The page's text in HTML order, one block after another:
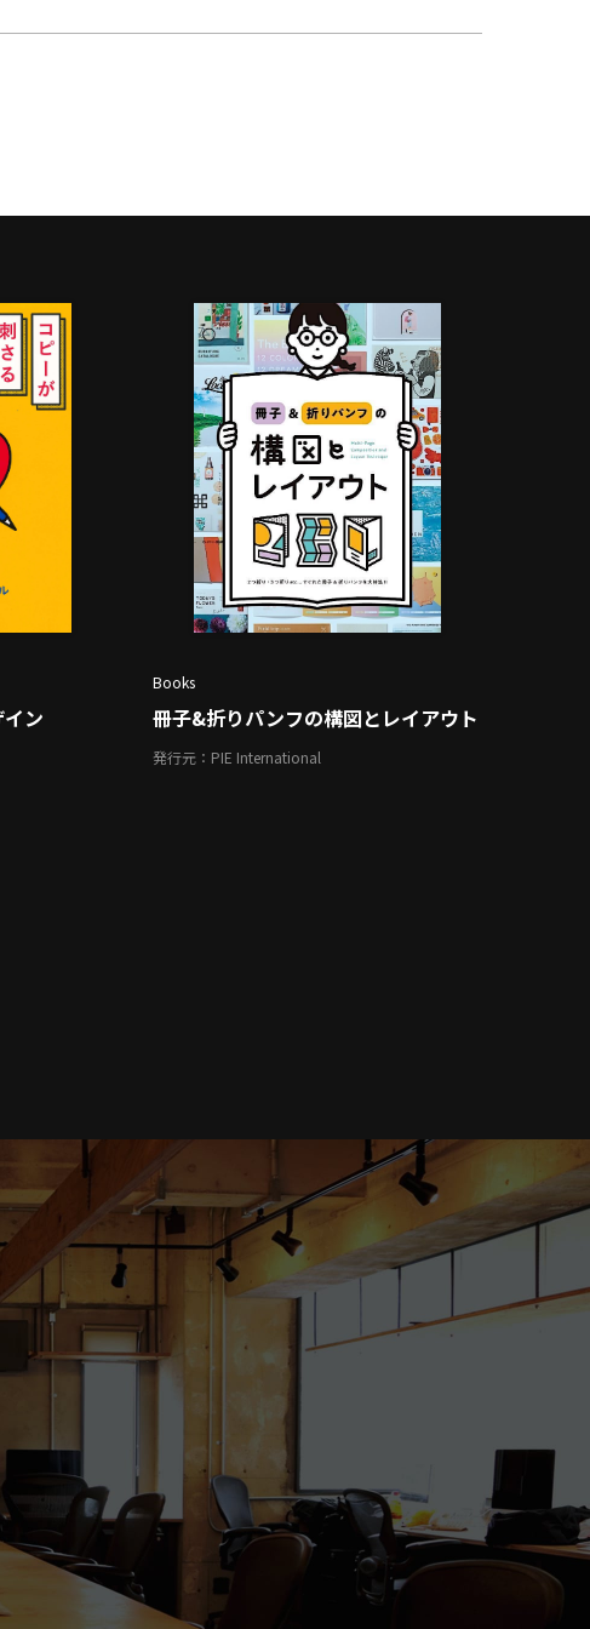
ン
Books
冊子&折りパンフの構図とレイアウト
発行元：PIE International